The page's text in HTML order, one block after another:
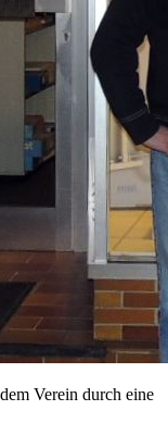
Verein durch eine